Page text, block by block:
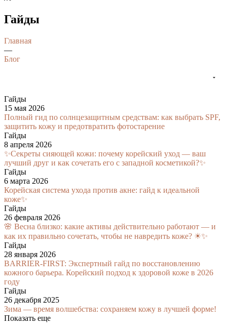
Гайды
Главная
—
Блог
Гайды
15 мая 2026
Полный гид по солнцезащитным средствам: как выбрать SPF,
защитить кожу и предотвратить фотостарение
Гайды
8 апреля 2026
✨Секреты сияющей кожи: почему корейский уход — ваш
лучший друг и как сочетать его с западной косметикой?✨
Гайды
6 марта 2026
Корейская система ухода против акне: гайд к идеальной
коже✨
Гайды
26 февраля 2026
🌸 Весна близко: какие активы действительно работают — и
как их правильно сочетать, чтобы не навредить коже? ☀✨
Гайды
28 января 2026
BARRIER-FIRST: Экспертный гайд по восстановлению
кожного барьера. Корейский подход к здоровой коже в 2026
году
Гайды
26 декабря 2025
Зима — время волшебства: сохраняем кожу в лучшей форме!
Показать еще